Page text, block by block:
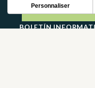
BOLETÍN
Personnaliser